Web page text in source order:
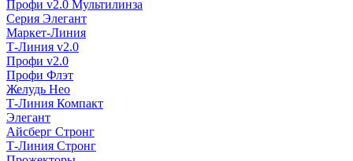
Профи v2.0 Мультилинза
Серия Элегант
Маркет-Линия
Т-Линия v2.0
Профи v2.0
Профи Флэт
Желудь Нео
Т-Линия Компакт
Элегант
Айсберг Стронг
Т-Линия Стронг